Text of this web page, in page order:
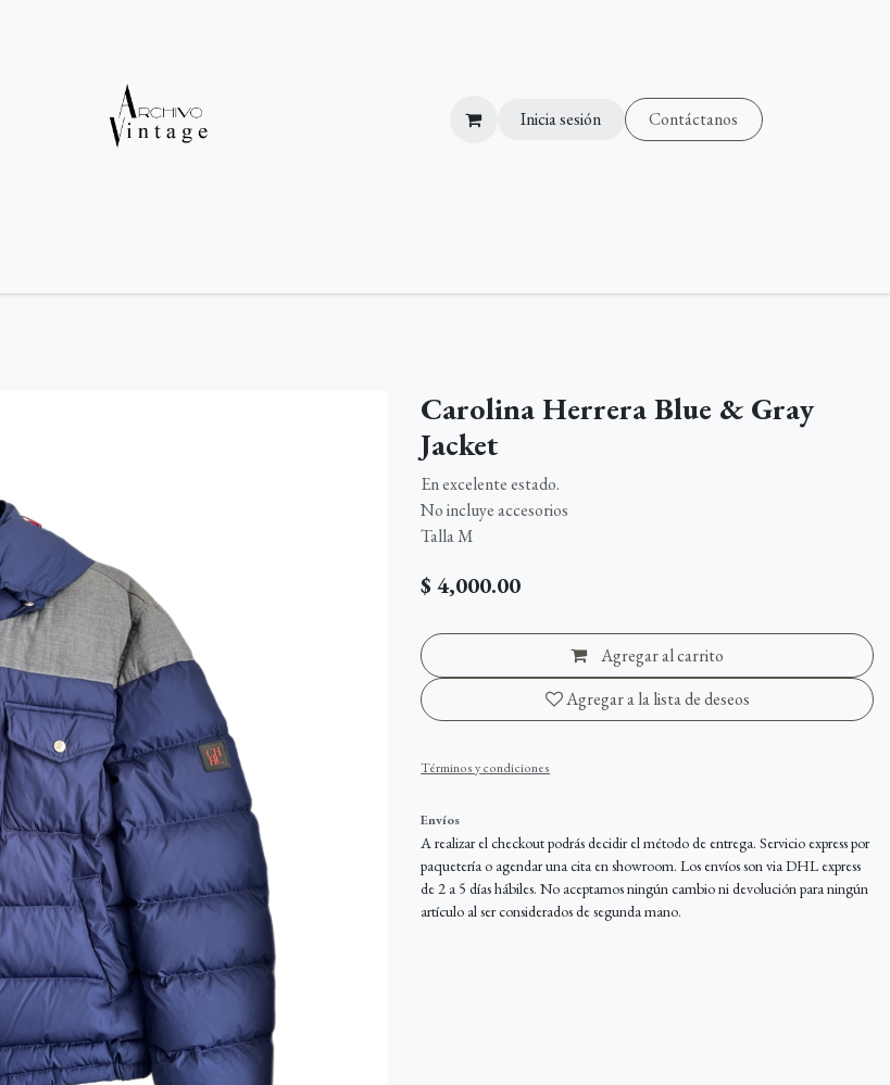
Inicia sesión Contáctanos
Carolina Herrera Blue & Gray
Jacket
En excelente estado.
No incluye accesorios
Talla M
$4,000.00
Agregar al carrito
Agregar a la lista de deseos
Términos y condiciones
Envíos
A realizar el checkout podrás decidir el método de entrega. Servicio express por
paquetería o agendar una cita en showroom. Los envíos son via DHL express
de 2 a 5 días hábiles. No aceptamos ningún cambio ni devolución para ningún
artículo al ser considerados de segunda mano.